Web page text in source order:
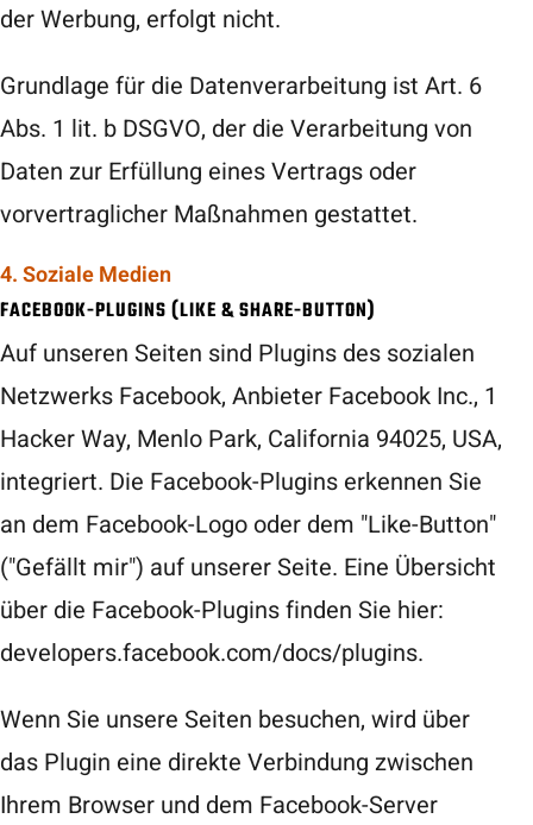
der Werbung, erfolgt nicht.
Grundlage für die Datenverarbeitung ist Art. 6
Abs. 1 lit. b DSGVO, der die Verarbeitung von
Daten zur Erfüllung eines Vertrags oder
vorvertraglicher Maßnahmen gestattet.
4. Soziale Medien
FACEBOOK-PLUGINS (LIKE & SHARE-BUTTON)
Auf unseren Seiten sind Plugins des sozialen
Netzwerks Facebook, Anbieter Facebook Inc., 1
Hacker Way, Menlo Park, California 94025, USA,
integriert. Die Facebook-Plugins erkennen Sie
an dem Facebook-Logo oder dem "Like-Button"
("Gefällt mir") auf unserer Seite. Eine Übersicht
über die Facebook-Plugins finden Sie hier:
developers.facebook.com/docs/plugins.
Wenn Sie unsere Seiten besuchen, wird über
das Plugin eine direkte Verbindung zwischen
Ihrem Browser und dem Facebook-Server